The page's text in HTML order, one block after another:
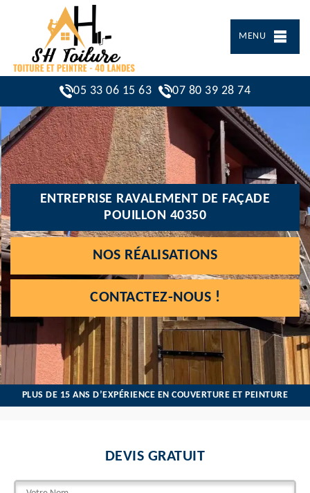
MENU
05 33 06 15 63 07 80 39 28 74
ENTREPRISE RAVALEMENT DE FAÇADE
POUILLON 40350
NOS RÉALISATIONS
CONTACTEZ-NOUS !
PLUS DE 15 ANS D’EXPÉRIENCE EN COUVERTURE ET PEINTURE
DEVIS GRATUIT